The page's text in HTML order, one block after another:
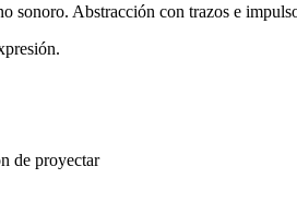
sonoro. Abstracción con trazos e
de proyectar